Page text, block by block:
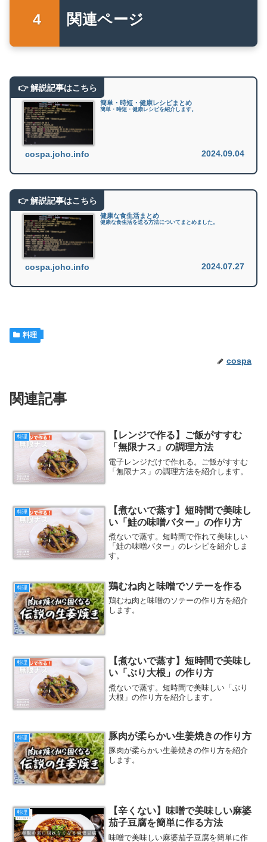
関連ページ
簡単・時短・健康レシピまとめ
簡単・時短・健康レシピを紹介します。
cospa.joho.info 2024.09.04
健康な食生活まとめ
健康な食生活を送る方法についてまとめました。
cospa.joho.info 2024.07.27
料理
cospa
関連記事
料理
【レンジで作る】ご飯がすすむ
「無限ナス」の調理方法
電子レンジだけで作れる。ご飯がすすむ
「無限ナス」の調理方法を紹介します。
料理
【煮ないで蒸す】短時間で美味し
い「鮭の味噌バター」の作り方
煮ないで蒸す。短時間で作れて美味しい
「鮭の味噌バター」のレシピを紹介しま
す。
料理 鶏むね肉と味噌でソテーを作る
鶏むね肉と味噌のソテーの作り方を紹介
します。
料理
【煮ないで蒸す】短時間で美味し
い「ぶり大根」の作り方
煮ないで蒸す。短時間で美味しい「ぶり
大根」の作り方を紹介します。
料理 豚肉が柔らかい生姜焼きの作り方
豚肉が柔らかい生姜焼きの作り方を紹介
します。
料理
【辛くない】味噌で美味しい麻婆
茄子豆腐を簡単に作る方法
味噌で美味しい麻婆茄子豆腐を簡単に作